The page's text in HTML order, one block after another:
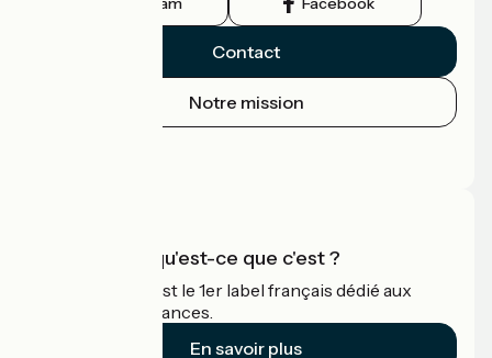
Contact
Notre mission
Accueil Vélo qu'est-ce que c'est ?
Accueil Vélo c'est le 1er label français dédié aux
cyclistes en vacances.
En savoir plus